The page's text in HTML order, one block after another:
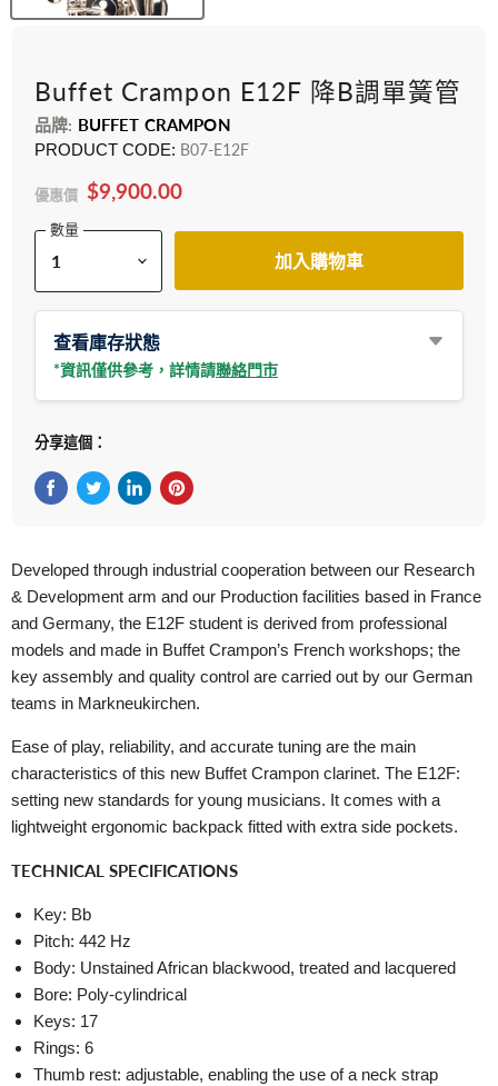
Buffet Crampon E12F 降B調單簧管
品牌: BUFFET CRAMPON
PRODUCT CODE: B07-E12F
優惠價 $9,900.00
數量
加入購物車
查看庫存狀態
*資訊僅供參考，詳情請聯絡門市
分享這個：
Developed through industrial cooperation between our Research
& Development arm and our Production facilities based in France
and Germany, the E12F student is derived from professional
models and made in Buffet Crampon’s French workshops; the
key assembly and quality control are carried out by our German
teams in Markneukirchen.
Ease of play, reliability, and accurate tuning are the main
characteristics of this new Buffet Crampon clarinet. The E12F:
setting new standards for young musicians. It comes with a
lightweight ergonomic backpack fitted with extra side pockets.
TECHNICAL SPECIFICATIONS
Key: Bb
Pitch: 442 Hz
Body: Unstained African blackwood, treated and lacquered
Bore: Poly-cylindrical
Keys: 17
Rings: 6
Thumb rest: adjustable, enabling the use of a neck strap